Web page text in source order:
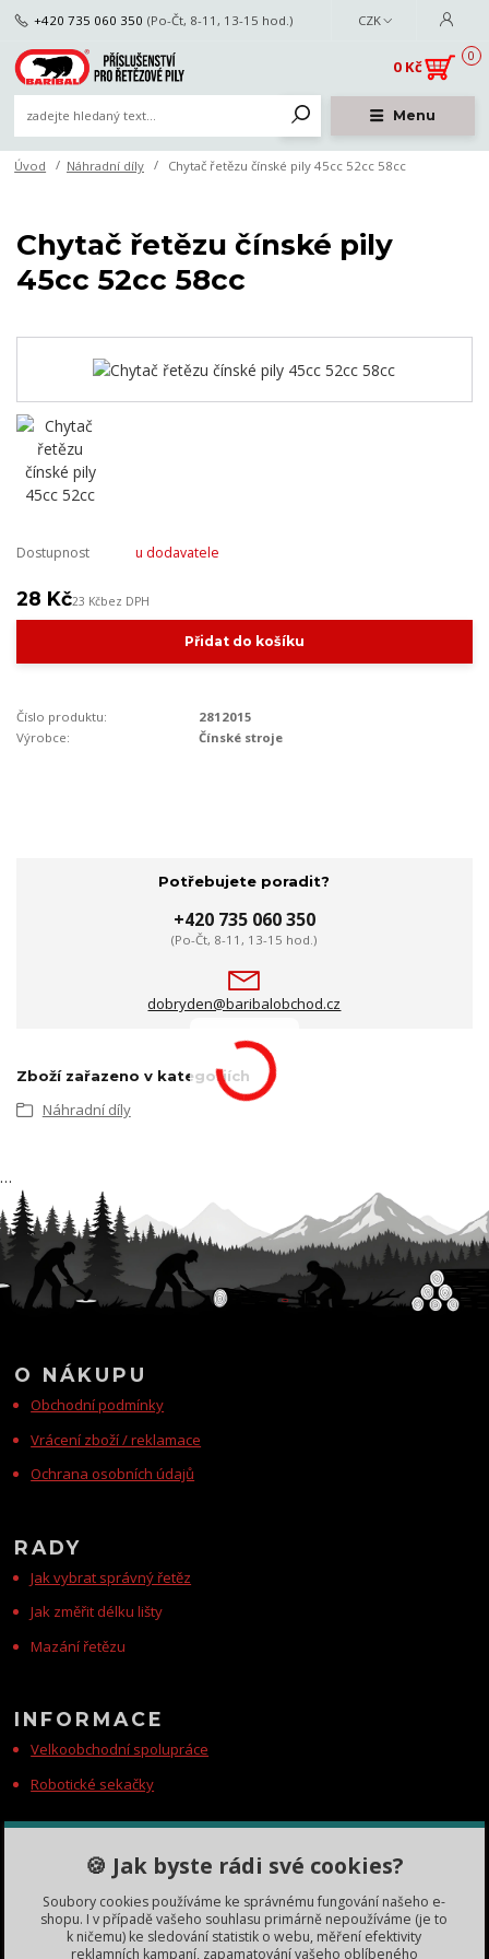
Menu
CZK
+420 735 060 350 (Po-Čt, 8-11, 13-15 hod.)
0
0 Kč
Úvod Náhradní díly Chytač řetězu čínské pily 45cc 52cc 58cc
Chytač řetězu čínské pily
45cc 52cc 58cc
Dostupnost u dodavatele
28 Kč23 Kčbez DPH
Přidat do košíku
Číslo produktu:
2812015
Výrobce:
Čínské stroje
Potřebujete poradit?
+420 735 060 350
(Po-Čt, 8-11, 13-15 hod.)
dobryden@baribalobchod.cz
Zboží zařazeno v kategoriích
Náhradní díly
O NÁKUPU
Obchodní podmínky
Vrácení zboží / reklamace
Ochrana osobních údajů
RADY
Jak vybrat správný řetěz
Jak změřit délku lišty
Mazání řetězu
INFORMACE
Velkoobchodní spolupráce
Robotické sekačky
KONTAKTY
Zákaznická podpora
+420 735 060 350
(Po-Čt, 8-11, 13-15 hod.)
…
🍪 Jak byste rádi své cookies?
Soubory cookies používáme ke správnému fungování našeho e-
shopu. I v případě vašeho souhlasu primárně nepoužíváme (je to
k ničemu) ke sledování statistik o webu, měření efektivity
reklamních kampaní, zapamatování vašeho oblíbeného